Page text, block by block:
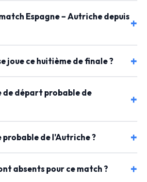
Espagne – Autriche depuis
joue ce huitième de finale ?
de départ probable de
probable de l'Autriche ?
absents pour ce match ?